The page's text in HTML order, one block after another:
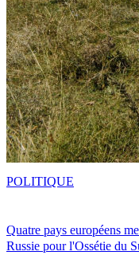
Quatre pays européens
Russie pour l'Ossétie du
POLITIQUE